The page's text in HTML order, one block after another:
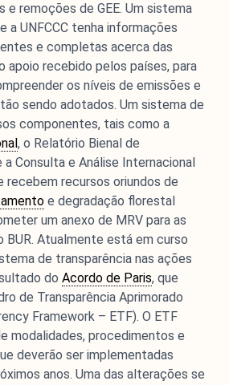
Econômico (MNDE) é um
públicas sobre as novas
economia expressas no debate
imprensa e em outros fóruns da
e remoções de GEE. Um sistema
a UNFCCC tenha informações
e completas acerca das
apoio recebido pelos países, para
os níveis de emissões e
sendo adotados. Um sistema de
componentes, tais como a
, o Relatório Bienal de
a Consulta e Análise Internacional
recebem recursos oriundos de
e degradação florestal
um anexo de MRV para as
BUR. Atualmente está em curso
de transparência nas ações
do Acordo de Paris, que
de Transparência Aprimorado
Framework – ETF). O ETF
modalidades, procedimentos e
deverão ser implementadas
anos. Uma das alterações se